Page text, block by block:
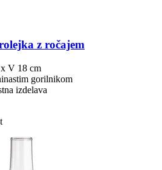
z ročajem
V 18 cm
gorilnikom
izdelava